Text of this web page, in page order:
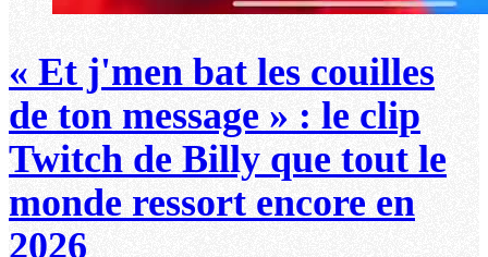
« Et j'men bat les couilles
de ton message » : le clip
Twitch de Billy que tout le
monde ressort encore en
2026